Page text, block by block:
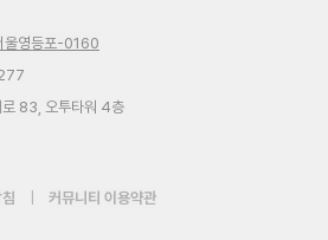
영등포-0160
로 83, 오투타워 4층
커뮤니티 이용약관